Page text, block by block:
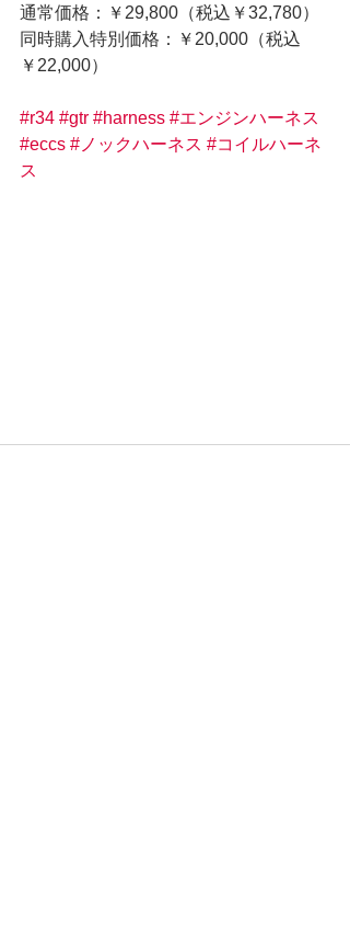
通常価格：￥29,800（税込￥32,780）
同時購入特別価格：￥20,000（税込
￥22,000）
#r34 #gtr #harness #エンジンハーネス
#eccs #ノックハーネス #コイルハーネ
ス